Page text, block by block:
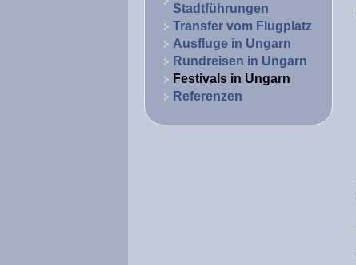
Stadtführungen
Transfer vom Flugplatz
Ausfluge in Ungarn
Rundreisen in Ungarn
Festivals in Ungarn
Referenzen